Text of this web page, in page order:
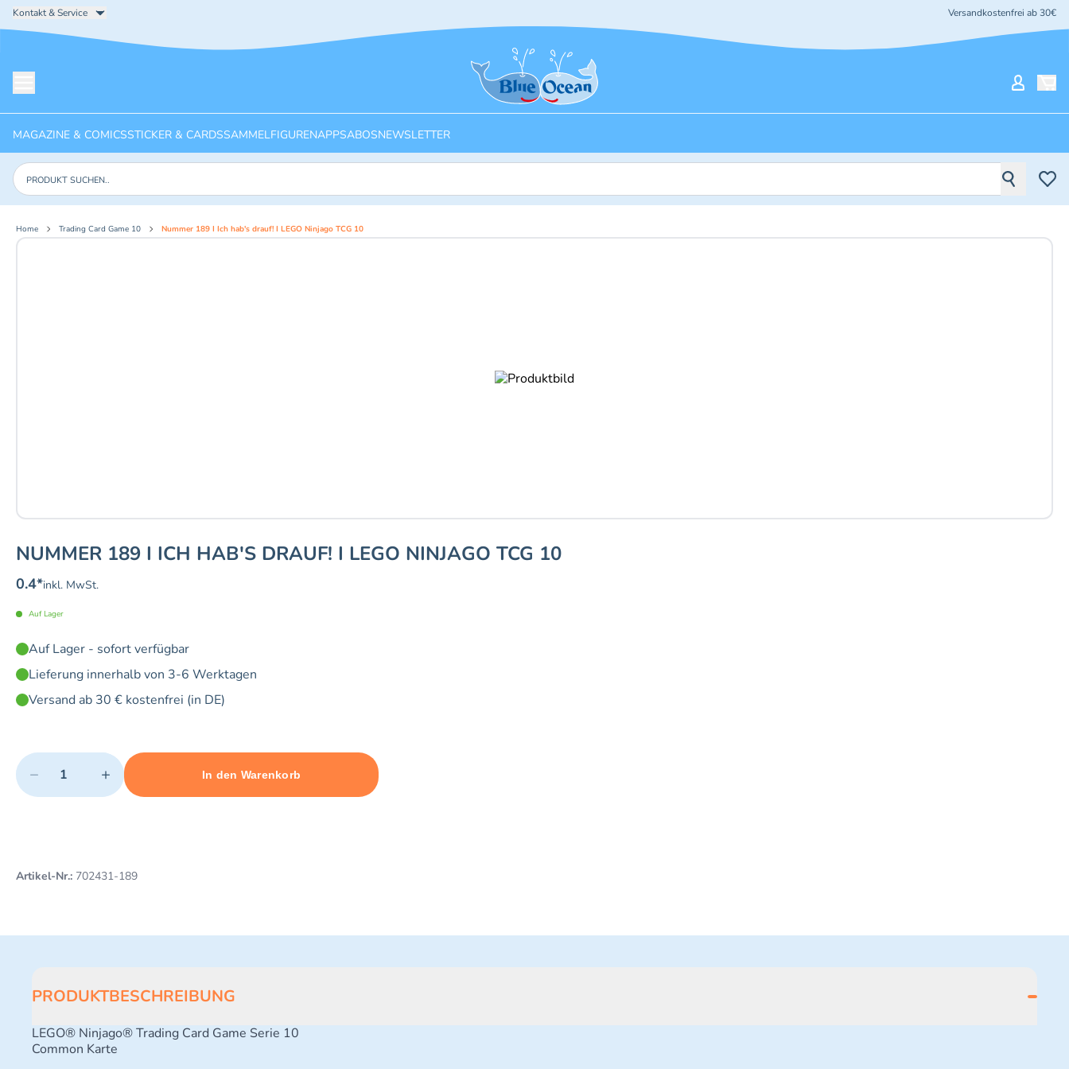
Kontakt & Service Versandkostenfrei ab 30€
Startseite
MAGAZINE & COMICSSTICKER & CARDSSAMMELFIGURENAPPSABOSNEWSLETTER
Produkte suchen
Home Trading Card Game 10 Nummer 189 I Ich hab's drauf! I LEGO Ninjago TCG 10
NUMMER 189 I ICH HAB'S DRAUF! I LEGO NINJAGO TCG 10
0.4*inkl. MwSt.
Auf Lager
Auf Lager - sofort verfügbar
Lieferung innerhalb von 3-6 Werktagen
Versand ab 30 € kostenfrei (in DE)
Quantity
− +
Minimum quantity: 1 Maximum quantity: 3
In den Warenkorb
Add 1 item to cart
Artikel-Nr.: 702431-189
PRODUKTBESCHREIBUNG
LEGO® Ninjago® Trading Card Game Serie 10
Common Karte